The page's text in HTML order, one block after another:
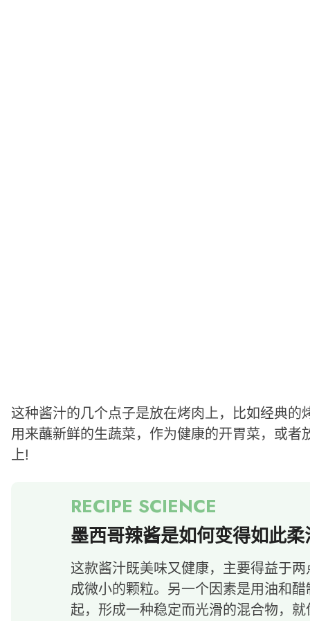
这种酱汁的几个点子是放在烤肉上，比如经典
用来蘸新鲜的生蔬菜，作为健康的开胃菜，或
上!
墨西哥辣酱是如何变得如此
这款酱汁既美味又健康，主要得益于
成微小的颗粒。另一个因素是用油和
起，形成一种稳定而光滑的混合物，